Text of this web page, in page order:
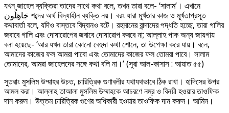
যখন জাহেল ব্যক্তিরা তাদের সাথে কথা বলে, তখন তারা বলে- ‘সালাম’। এখানে
جَاهِلُون শব্দের অর্থ বিদ্যাহীন ব্যক্তি নয়। বরং যারা মূর্খতার কাজ ও মূর্খতাপ্রসূত
কথাবার্তা বলে, যদিও বাস্তবে বিদ্বানও বটে। রহমানের বান্দাদের পদ্ধতি হচ্ছে, তারা গালির
জবাবে গালি এবং দোষারোপের জবাবে দোষারোপ করবে না; আল্লাহ পাক অন্য জায়গায়
বলা হয়েছে- ‘আর যখন তারা কোনো বেহুদা কথা শোনে, তা উপেক্ষা করে যায়। বলে,
আমাদের কাজের ফল আমরা পাবো এবং তোমাদের কাজের ফল তোমরা পাবে। সালাম
তোমাদের, আমরা জাহেলদের সঙ্গে কথা বলি না।’ (সুরা আল-কাসাস : আয়াত ৫৫)
সুতরাং মুসলিম উম্মাহর উচত, চারিত্রিক গুণাবলীর যথাযথভাবে ঠিক রাখা। হাদিসের উপর
আমল করা। আল্লাহ তাআলা মুসলিম উম্মাহকে আচরণে নম্র ও বিনয়ী হওয়ার তাওফিক
দান করুন। উত্তম চারিত্রিক গুণের অধিকারী হওয়ার তাওফিক দান করুন। আমিন।